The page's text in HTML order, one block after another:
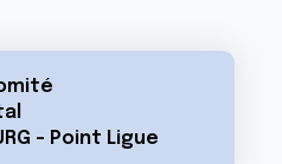
- Point Ligue